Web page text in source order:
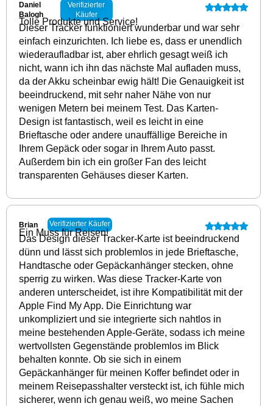
Daniel
Balogh
Verifizierter
Käufer
Tolle Produkte und Service!
Dieser Tracker funktioniert wunderbar und war sehr
einfach einzurichten. Ich liebe es, dass er unendlich
wiederaufladbar ist, aber ehrlich gesagt weiß ich
nicht, wann ich ihn das nächste Mal aufladen muss,
da der Akku scheinbar ewig hält! Die Genauigkeit ist
beeindruckend, mit sehr naher Nähe von nur
wenigen Metern bei meinem Test. Das Karten-
Design ist fantastisch, weil es leicht in eine
Brieftasche oder andere unauffällige Bereiche in
Ihrem Gepäck oder sogar in Ihrem Auto passt.
Außerdem bin ich ein großer Fan des leicht
transparenten Gehäuses dieser Karten.
Brian Verifizierter Käufer
Ein Muss für Reisen!
Das Design dieser Tracker-Karte ist beeindruckend
dünn und lässt sich problemlos in jede Brieftasche,
Handtasche oder Gepäckanhänger stecken, ohne
sperrig zu wirken. Was diese Tracker-Karte von
anderen unterscheidet, ist ihre Kompatibilität mit der
Apple Find My App. Die Einrichtung war
unkompliziert und sie integrierte sich nahtlos in
meine bestehenden Apple-Geräte, sodass ich meine
wertvollsten Gegenstände problemlos im Blick
behalten konnte. Ob sie sich in einem
Gepäckanhänger für meinen Koffer befindet oder in
meinem Reisepasshalter versteckt ist, ich fühle mich
sicherer, wenn ich genau weiß, wo meine Sachen